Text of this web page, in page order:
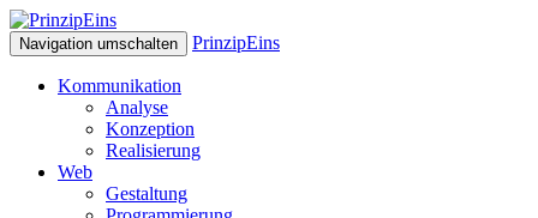
Navigation umschalten PrinzipEins
Kommunikation
Analyse
Konzeption
Realisierung
Web
Gestaltung